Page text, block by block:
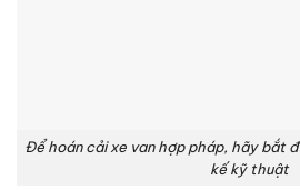
Để hoán cải xe van hợp pháp, hãy bắt
kế kỹ thuật